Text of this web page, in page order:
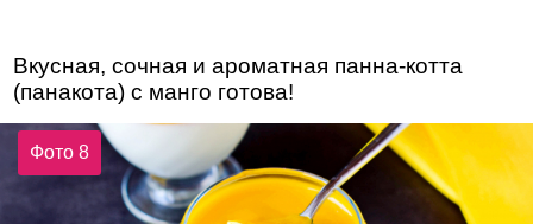
Вкусная, сочная и ароматная панна-котта
(панакота) с манго готова!
Фото 8